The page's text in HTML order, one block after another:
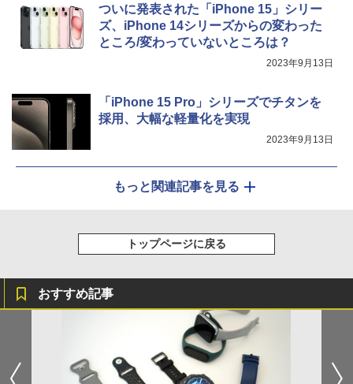
ついに発表された「iPhone 15」シリー
ズ、iPhone 14シリーズからの変わった
ところ/変わっていないところは？
2023年9月13日
「iPhone 15 Pro」シリーズでチタンを
採用、大幅な軽量化を実現
2023年9月13日
もっと関連記事を見る
トップページに戻る
おすすめ記事